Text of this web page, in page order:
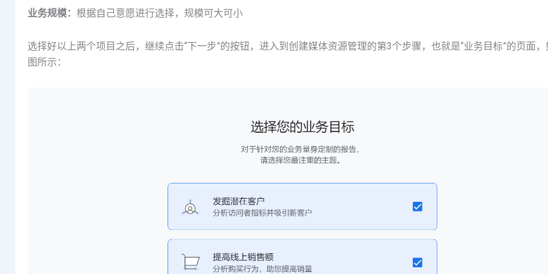
业务规模： 根据自己意愿进行选择，规模可大可小
选择好以上两个项目之后，继续点击“下一步”的按钮，进入到创建媒体资源管理的第3个步骤，也就是“业务目标”的页面
图所示：